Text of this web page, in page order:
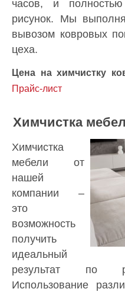
часов, и
рисунок. Мы
вывозом ковровых
цеха.
Цена на химчистку
Прайс-лист
Химчистка
Химчистка
мебели от
нашей
компании –
это
возможность
получить
идеальный
результат по
Использование